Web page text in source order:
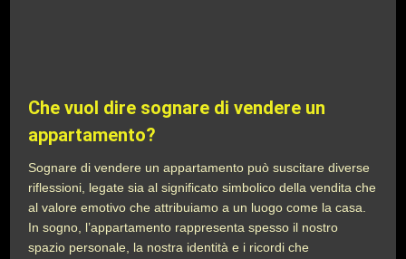
Che vuol dire sognare di vendere un
appartamento?
Sognare di vendere un appartamento può suscitare diverse
riflessioni, legate sia al significato simbolico della vendita che
al valore emotivo che attribuiamo a un luogo come la casa.
In sogno, l’appartamento rappresenta spesso il nostro
spazio personale, la nostra identità e i ricordi che